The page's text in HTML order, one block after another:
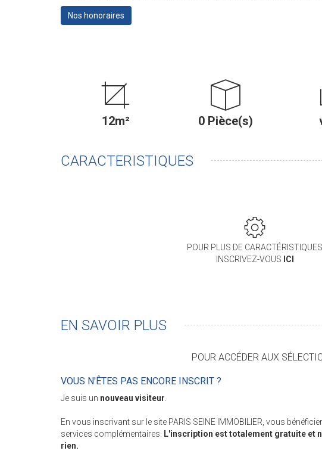
Nos honoraires
12m² 0 Pièce(s)
CARACTERISTIQUES
POUR PLUS DE CARACTÉRISTIQUES
INSCRIVEZ-VOUS ICI
EN SAVOIR PLUS
POUR ACCÉDER AUX
VOUS N'ÊTES PAS ENCORE INSCRIT ?
Je suis un nouveau visiteur.
En vous inscrivant sur le site PARIS SEINE IMMOBILIER, vous
services complémentaires. L'inscription est totalement gratuite et
rien.